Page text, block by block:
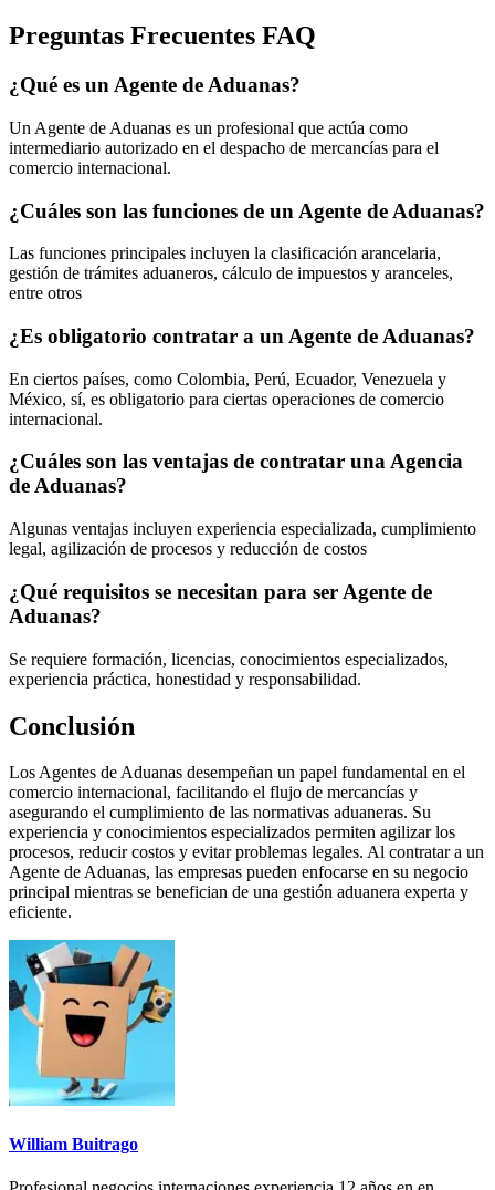
Preguntas Frecuentes FAQ
¿Qué es un Agente de Aduanas?
Un Agente de Aduanas es un profesional que actúa como
intermediario autorizado en el despacho de mercancías para el
comercio internacional.
¿Cuáles son las funciones de un Agente de Aduanas?
Las funciones principales incluyen la clasificación arancelaria,
gestión de trámites aduaneros, cálculo de impuestos y aranceles,
entre otros
¿Es obligatorio contratar a un Agente de Aduanas?
En ciertos países, como Colombia, Perú, Ecuador, Venezuela y
México, sí, es obligatorio para ciertas operaciones de comercio
internacional.
¿Cuáles son las ventajas de contratar una Agencia
de Aduanas?
Algunas ventajas incluyen experiencia especializada, cumplimiento
legal, agilización de procesos y reducción de costos
¿Qué requisitos se necesitan para ser Agente de
Aduanas?
Se requiere formación, licencias, conocimientos especializados,
experiencia práctica, honestidad y responsabilidad.
Conclusión
Los Agentes de Aduanas desempeñan un papel fundamental en el
comercio internacional, facilitando el flujo de mercancías y
asegurando el cumplimiento de las normativas aduaneras. Su
experiencia y conocimientos especializados permiten agilizar los
procesos, reducir costos y evitar problemas legales. Al contratar a un
Agente de Aduanas, las empresas pueden enfocarse en su negocio
principal mientras se benefician de una gestión aduanera experta y
eficiente.
William Buitrago